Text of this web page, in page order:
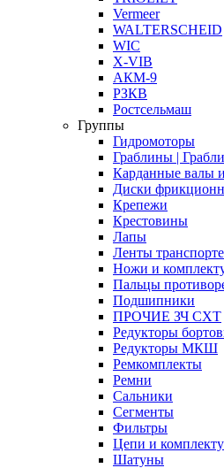
Vermeer
WALTERSCHEID
WIC
X-VIB
АКМ-9
РЗКВ
Ростсельмаш
Группы
Гидромоторы
Граблины | Грабли
Карданные валы
Диски
Крепежи
Крестовины
Лапы
Ленты
Ножи и
Пальцы
Подшипники
ПРОЧИЕ ЗЧ СХТ
Редукторы
Редукторы МКШ
Ремкомплекты
Ремни
Сальники
Сегменты
Фильтры
Цепи и
Шатуны